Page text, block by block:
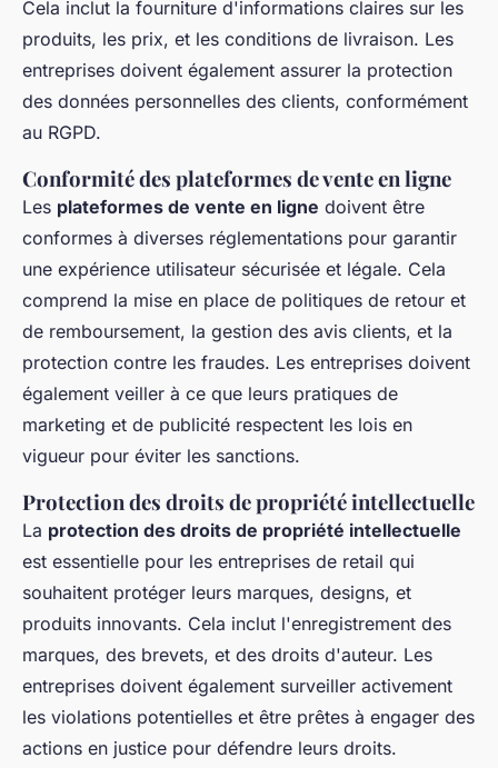
Cela inclut la fourniture d'informations claires sur les
produits, les prix, et les conditions de livraison. Les
entreprises doivent également assurer la protection
des données personnelles des clients, conformément
au RGPD.
Conformité des plateformes de vente en ligne
Les plateformes de vente en ligne doivent être
conformes à diverses réglementations pour garantir
une expérience utilisateur sécurisée et légale. Cela
comprend la mise en place de politiques de retour et
de remboursement, la gestion des avis clients, et la
protection contre les fraudes. Les entreprises doivent
également veiller à ce que leurs pratiques de
marketing et de publicité respectent les lois en
vigueur pour éviter les sanctions.
Protection des droits de propriété intellectuelle
La protection des droits de propriété intellectuelle
est essentielle pour les entreprises de retail qui
souhaitent protéger leurs marques, designs, et
produits innovants. Cela inclut l'enregistrement des
marques, des brevets, et des droits d'auteur. Les
entreprises doivent également surveiller activement
les violations potentielles et être prêtes à engager des
actions en justice pour défendre leurs droits.